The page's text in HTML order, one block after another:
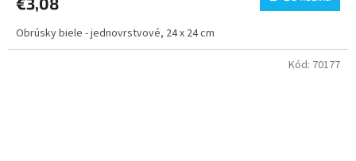
Obrúsky biele - jednovrstvové, 24 x 24 cm
Kód: 70177